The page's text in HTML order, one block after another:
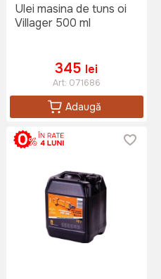
Ulei masina de tuns oi
Villager 500 ml
345 lei
Art: 071686
Adaugă